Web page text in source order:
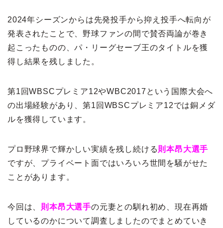
2024年シーズンからは先発投手から抑え投手へ転向が
発表されたことで、野球ファンの間で賛否両論が巻き
起こったものの、パ・リーグセーブ王のタイトルを獲
得し結果を残しました。
第1回WBSCプレミア12やWBC2017という国際大会へ
の出場経験があり、第1回WBSCプレミア12では銅メダ
ルを獲得しています。
プロ野球界で輝かしい実績を残し続ける則本昂大選手
ですが、プライベート面ではいろいろ世間を騒がせた
ことがあります。
今回は、 則本昂大選手の元妻との馴れ初め、現在再婚
しているのかについて調査しましたのでまとめていき